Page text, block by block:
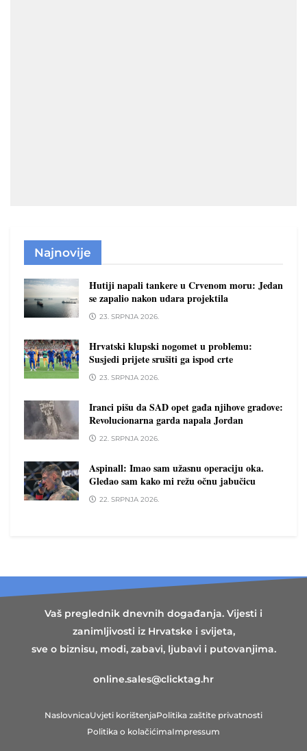
Najnovije
Hutiji napali tankere u Crvenom moru: Jedan
se zapalio nakon udara projektila
23. SRPNJA 2026.
Hrvatski klupski nogomet u problemu:
Susjedi prijete srušiti ga ispod crte
23. SRPNJA 2026.
Iranci pišu da SAD opet gađa njihove gradove:
Revolucionarna garda napala Jordan
22. SRPNJA 2026.
Aspinall: Imao sam užasnu operaciju oka.
Gledao sam kako mi režu očnu jabučicu
22. SRPNJA 2026.
Vaš preglednik dnevnih događanja. Vijesti i
zanimljivosti iz Hrvatske i svijeta,
sve o biznisu, modi, zabavi, ljubavi i putovanjima.
online.sales@clicktag.hr
NaslovnicaUvjeti korištenjaPolitika zaštite privatnosti
Politika o kolačićimaImpressum